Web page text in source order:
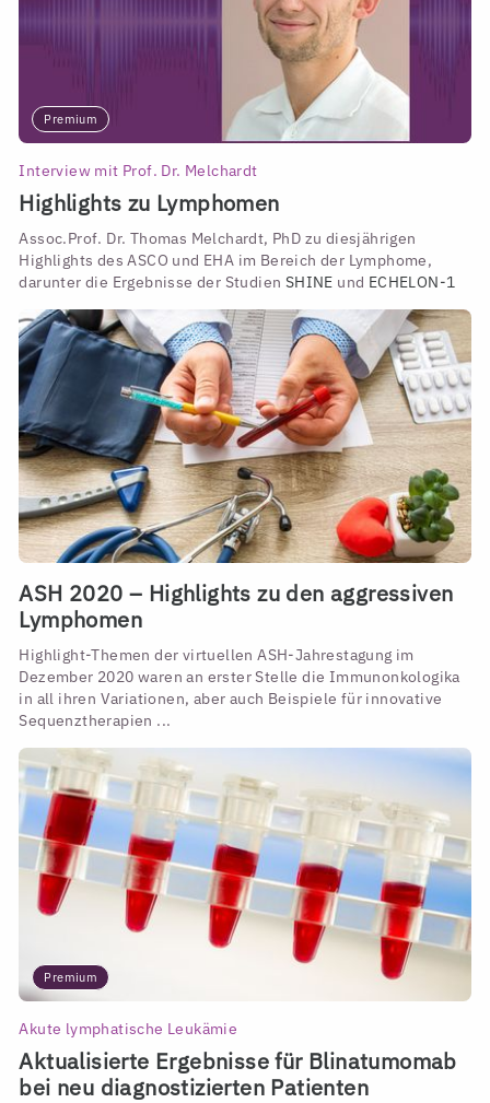
Premium
Interview mit Prof. Dr. Melchardt
Highlights zu Lymphomen
Assoc.Prof. Dr. Thomas Melchardt, PhD zu diesjährigen
Highlights des ASCO und EHA im Bereich der Lymphome,
darunter die Ergebnisse der Studien SHINE und ECHELON-1
ASH 2020 – Highlights zu den aggressiven
Lymphomen
Highlight-Themen der virtuellen ASH-Jahrestagung im
Dezember 2020 waren an erster Stelle die Immunonkologika
in all ihren Variationen, aber auch Beispiele für innovative
Sequenztherapien ...
Premium
Akute lymphatische Leukämie
Aktualisierte Ergebnisse für Blinatumomab
bei neu diagnostizierten Patienten